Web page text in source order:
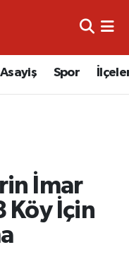
Asayiş Spor
İmar
Köy İçin